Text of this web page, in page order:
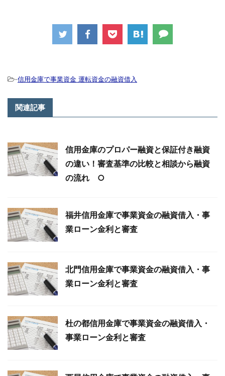
-信用金庫で事業資金 運転資金の融資借入
関連記事
信用金庫のプロパー融資と保証付き融資
の違い！審査基準の比較と相談から融資
の流れ ○
福井信用金庫で事業資金の融資借入・事
業ローン金利と審査
北門信用金庫で事業資金の融資借入・事
業ローン金利と審査
杜の都信用金庫で事業資金の融資借入・
事業ローン金利と審査